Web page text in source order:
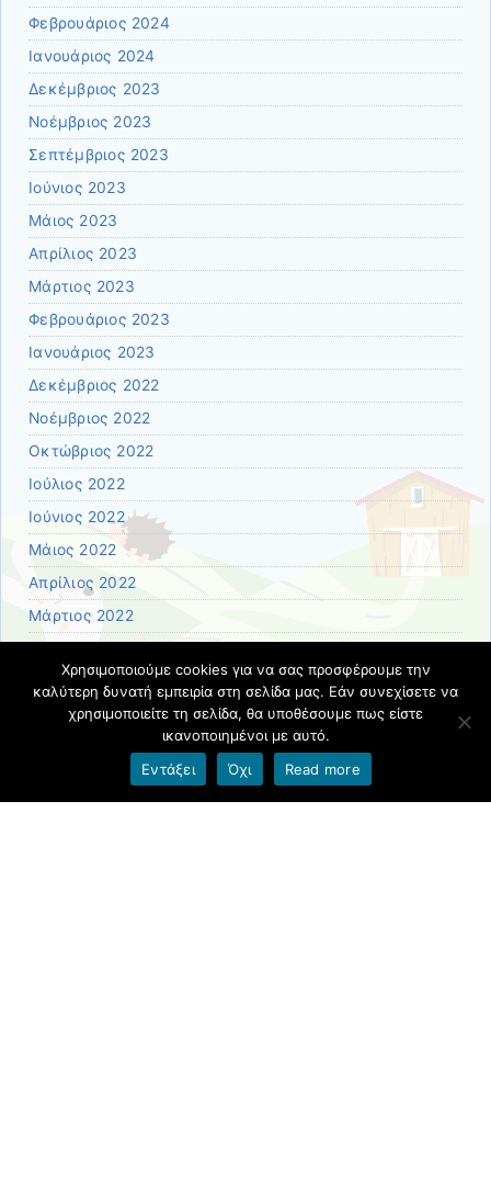
Φεβρουάριος 2024
Ιανουάριος 2024
Δεκέμβριος 2023
Νοέμβριος 2023
Σεπτέμβριος 2023
Ιούνιος 2023
Μάιος 2023
Απρίλιος 2023
Μάρτιος 2023
Φεβρουάριος 2023
Ιανουάριος 2023
Δεκέμβριος 2022
Νοέμβριος 2022
Οκτώβριος 2022
Ιούλιος 2022
Ιούνιος 2022
Μάιος 2022
Απρίλιος 2022
Μάρτιος 2022
Ιανουάριος 2022
Σεπτέμβριος 2021
Kατηγορίες
Χρησιμοποιούμε cookies για να σας προσφέρουμε την
καλύτερη δυνατή εμπειρία στη σελίδα μας. Εάν συνεχίσετε να
χρησιμοποιείτε τη σελίδα, θα υποθέσουμε πως είστε
ικανοποιημένοι με αυτό.
Εντάξει
Όχι Read more